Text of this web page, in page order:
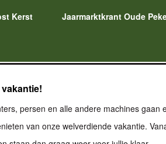
Kerst Jaarmarktkrant Oude
persen en alle andere machines gaan
van onze welverdiende vakantie.